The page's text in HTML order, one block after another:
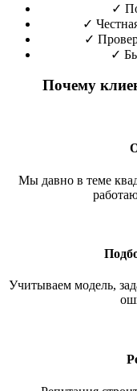
✓
✓
✓
✓
Почему
Мы давно в теме
Учитываем модель,